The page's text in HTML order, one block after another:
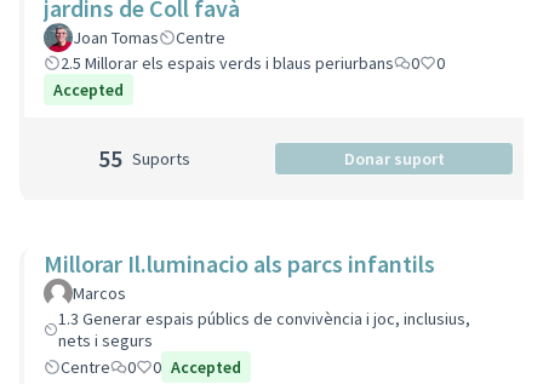
jardins de Coll favà
Joan Tomas
Centre
2.5 Millorar els espais verds i blaus periurbans
0
0
Accepted
55 Suports Donar suport
Millorar Il.luminacio als parcs infantils
Marcos
1.3 Generar espais públics de convivència i joc, inclusius,
nets i segurs
Centre
0 0 Accepted